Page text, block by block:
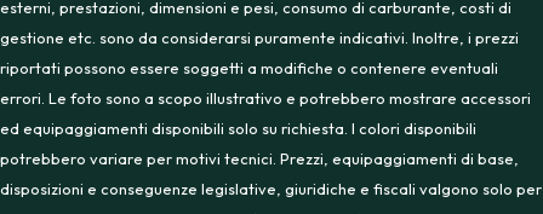
esterni, prestazioni, dimensioni e pesi, consumo di carburante, costi di
gestione etc. sono da considerarsi puramente indicativi. Inoltre, i prezzi
riportati possono essere soggetti a modifiche o contenere eventuali
errori. Le foto sono a scopo illustrativo e potrebbero mostrare accessori
ed equipaggiamenti disponibili solo su richiesta. I colori disponibili
potrebbero variare per motivi tecnici. Prezzi, equipaggiamenti di base,
disposizioni e conseguenze legislative, giuridiche e fiscali valgono solo per